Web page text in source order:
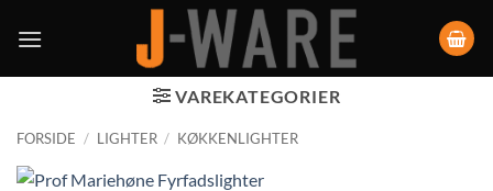
VAREKATEGORIER
FORSIDE / LIGHTER / KØKKENLIGHTER